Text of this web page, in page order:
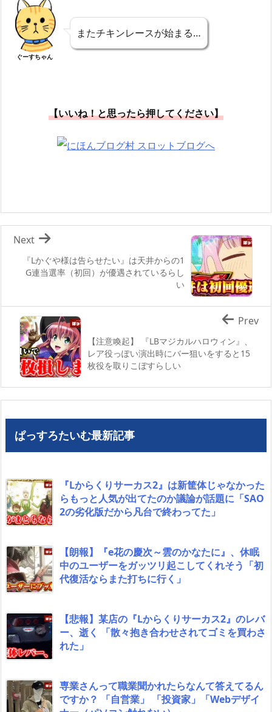
ぐーすちゃん
またチキンレースが始まる…
【いいね！と思ったら押してください】
『Lかぐや様は告らせたい』は天井からの1
G連当選率（初回）が優遇されているらし
い
Next
【注意喚起】 『LBマジカルハロウィン』、
レア役っぽい演出時にバー狙いをすると15
枚役を取りこぼすらしい
Prev
ぱっすろたいむ最新記事
『Lからくりサーカス2』は新筐体じゃなかった
らもっと人気が出てたのか議論が話題に「SAO
2の劣化版だから凡台で終わってた」
【朗報】『e花の慶次～雲のかなたに』、休眠
中のユーザーをガッツリ起こしてくれそう「初
代復活ならまた打ちに行く」
【悲報】某店の『Lからくりサーカス2』のレバ
ー、逝く 「散々抱き合わせされてゴミを買わさ
れた」
専業さんって職業聞かれたらなんて答えてるん
ですか？ 「自営業」 「投資家」「Webデザイ